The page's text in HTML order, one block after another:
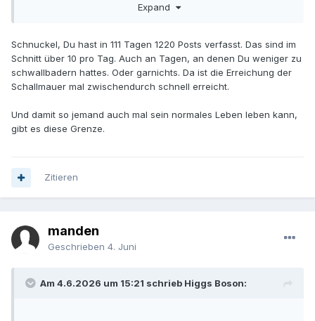
Egal, es geht darum den Menschen hier klar zu machen,
Aber die Menschen wollen das einfach NICHT wahrhaben.
Expand
Schnuckel, Du hast in 111 Tagen 1220 Posts verfasst. Das sind im
Schnitt über 10 pro Tag. Auch an Tagen, an denen Du weniger zu
schwallbadern hattes. Oder garnichts. Da ist die Erreichung der
Schallmauer mal zwischendurch schnell erreicht.
Und damit so jemand auch mal sein normales Leben leben kann,
gibt es diese Grenze.
Zitieren
manden
Geschrieben 4. Juni
Am 4.6.2026 um 15:21 schrieb Higgs Boson: